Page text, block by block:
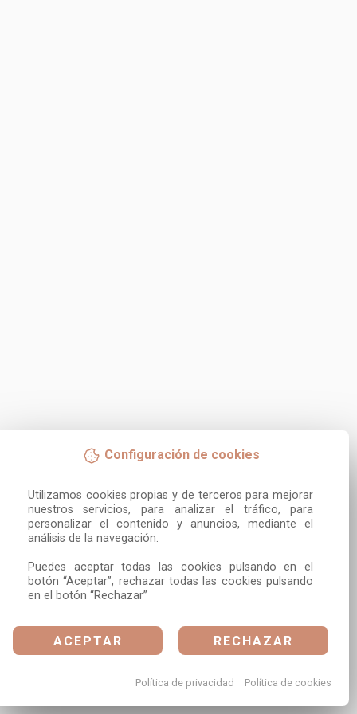
Configuración de cookies
Utilizamos cookies propias y de terceros para mejorar
nuestros servicios, para analizar el tráfico, para
personalizar el contenido y anuncios, mediante el
análisis de la navegación.
Puedes aceptar todas las cookies pulsando en el
botón “Aceptar”, rechazar todas las cookies pulsando
en el botón “Rechazar”
ACEPTAR RECHAZAR
Política de privacidad Política de cookies